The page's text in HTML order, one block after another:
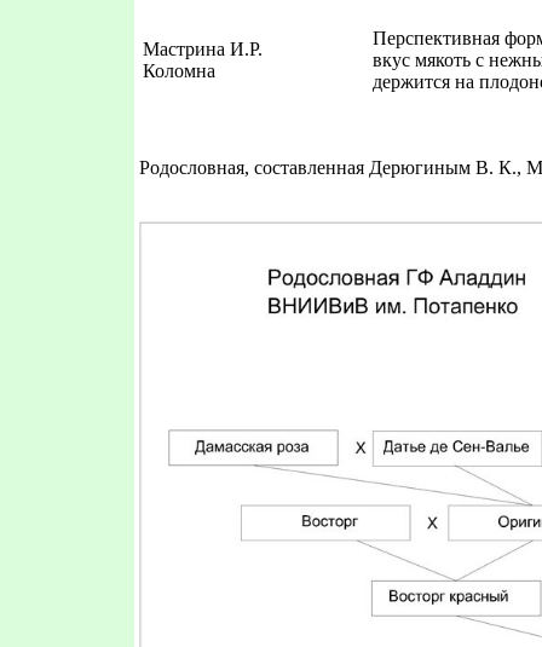
Мастрина И.Р.
Коломна
Перспективная
вкус мякоть с
держится на
Родословная, составленная Дерюгиным В. К.,